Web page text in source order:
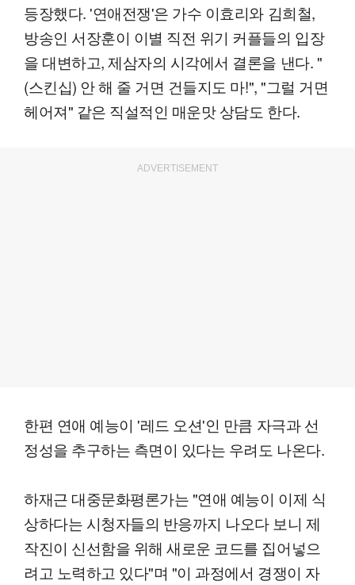
등장했다. '연애전쟁'은 가수 이효리와 김희철,
방송인 서장훈이 이별 직전 위기 커플들의 입장
을 대변하고, 제삼자의 시각에서 결론을 낸다. "
(스킨십) 안 해 줄 거면 건들지도 마!", "그럴 거면
헤어져" 같은 직설적인 매운맛 상담도 한다.
ADVERTISEMENT
한편 연애 예능이 '레드 오션'인 만큼 자극과 선
정성을 추구하는 측면이 있다는 우려도 나온다.
하재근 대중문화평론가는 "연애 예능이 이제 식
상하다는 시청자들의 반응까지 나오다 보니 제
작진이 신선함을 위해 새로운 코드를 집어넣으
려고 노력하고 있다"며 "이 과정에서 경쟁이 자